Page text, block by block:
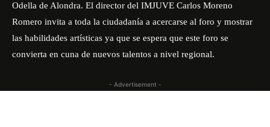
Odella de Alondra. El director del IMJUVE Carlos Moreno
Romero invita a toda la ciudadanía a acercarse al foro y mostrar
las habilidades artísticas ya que se espera que este foro se
convierta en cuna de nuevos talentos a nivel regional.
- Advertisement -